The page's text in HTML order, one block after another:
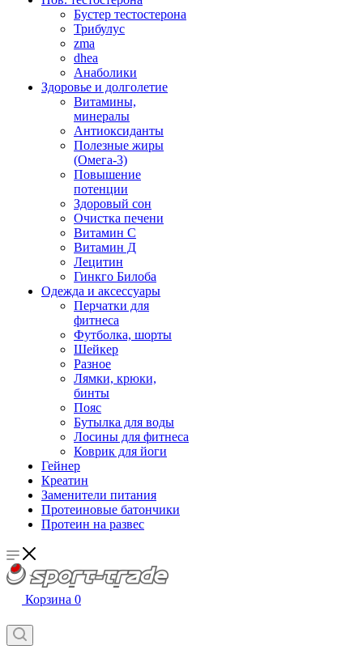
Бустер тестостерона
Трибулус
zma
dhea
Анаболики
Здоровье и долголетие
Витамины,
минералы
Антиоксиданты
Полезные жиры
(Омега-3)
Повышение
потенции
Здоровый сон
Очистка печени
Витамин С
Витамин Д
Лецитин
Гинкго Билоба
Одежда и аксессуары
Перчатки для
фитнеса
Футболка, шорты
Шейкер
Разное
Лямки, крюки,
бинты
Пояс
Бутылка для воды
Лосины для фитнеса
Коврик для йоги
Гейнер
Креатин
Заменители питания
Протеиновые батончики
Протеин на развес
Корзина 0